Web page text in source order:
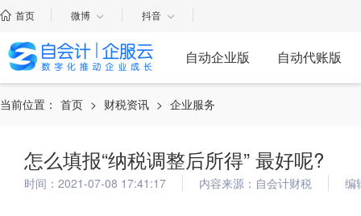
首页 微博 抖音
自动企业版 自动代账版
当前位置： 首页 > 财税资讯 > 企业服务
怎么填报“纳税调整后所得” 最好呢?
时间：2021-07-08 17:41:17 内容来源：自会计财税 编